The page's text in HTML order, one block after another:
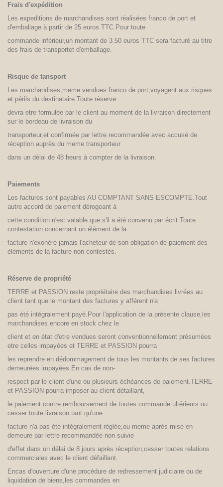
Frais d'expédition
Les expeditions de marchandises sont réalisées franco de port et
d'emballage à partir de 25 euros TTC.Pour toute
commande inférieur,un montant de 3.50 euros TTC sera facturé au titre
des frais de transportet d'emballage.
Risque de tansport
Les marchandises,meme vendues franco de port,voyagent aux risques
et périls du destinataire.Toute réserve
devra etre formulée par le client au moment de la livraison directement
sur le bordeau de livraison du
transporteur,et confirmée par lettre recommandée avec accusé de
réception auprès du meme transporteur
dans un délai de 48 heurs à compter de la livraison.
Paiements
Les factures sont payables AU COMPTANT SANS ESCOMPTE.Tout
autre accord de paiement dérogeant à
cette condition n'est valable que s'il a été convenu par écrit.Toute
contestation concernant un élément de la
facture n'exonère jamais l'acheteur de son obligation de paiement des
éléments de la facture non contestés.
Réserve de propriété
TERRE et PASSION reste propriétaire des marchandises livrées au
client tant que le montant des factures y afférent n'a
pas été intégralement payé.Pour l'application de la présente clause,les
marchandises encore en stock chez le
client et en état d'etre vendues seront conventionnellement présumées
etre celles impayées et TERRE et PASSION pourra
les reprendre en dédommagement de tous les montants de ses factures
demeurées impayées.En cas de non-
respect par le client d'une ou plusieurs échéances de paiement.TERRE
et PASSION pourra imposer au client détaillant,
le paiement contre remboursement de toutes commande ultérieurs ou
cesser toute livraison tant qu'une
facture n'a pas été intégralement réglée,ou meme après mise en
demeure par lettre recommandée non suivie
d'effet dans un délai de 8 jours après réception,cesser toutes relations
commerciales avec le client défaillant.
Encas d'ouverture d'une procédure de redressement judiciaire ou de
liquidation de biens,les commandes en